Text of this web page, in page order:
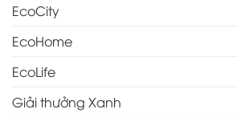
EcoCity
EcoHome
EcoLife
Giải thưởng Xanh